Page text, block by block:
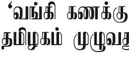
‘வங்கி